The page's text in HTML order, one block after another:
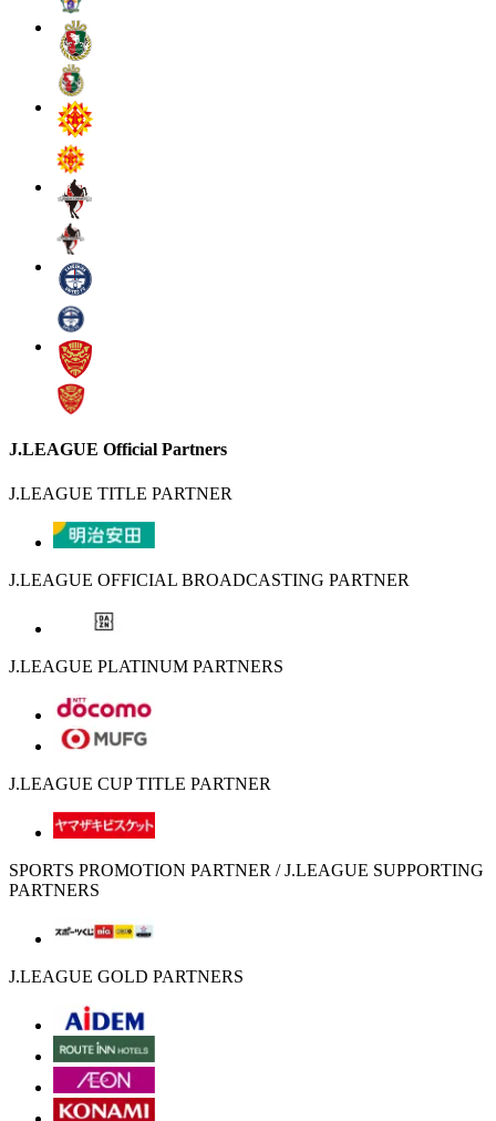
J.LEAGUE Official Partners
J.LEAGUE TITLE PARTNER
J.LEAGUE OFFICIAL BROADCASTING PARTNER
J.LEAGUE PLATINUM PARTNERS
J.LEAGUE CUP TITLE PARTNER
SPORTS PROMOTION PARTNER / J.LEAGUE SUPPORTING
PARTNERS
J.LEAGUE GOLD PARTNERS